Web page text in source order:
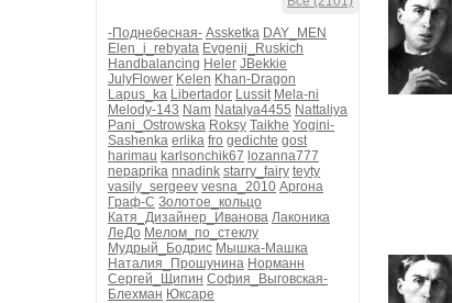
-Поднебесная- Assketka DAY_MEN
Elen_i_rebyata Evgenij_Ruskich
Handbalancing Heler JBekkie
JulyFlower Kelen Khan-Dragon
Lapus_ka Libertador Lussit Mela-ni
Melody-143 Nam Natalya4455 Nattaliya
Pani_Ostrowska Roksy Taikhe Yogini-
Sashenka erlika fro gedichte gost
harimau karlsonchik67 lozanna777
nepaprika nnadink starry_fairy teyty
vasily_sergeev vesna_2010 Аргона
Граф-С Золотое_кольцо
Катя_Дизайнер_Иванова Лаконика
ЛеДо Мелом_по_стеклу
Мудрый_Бодрис Мышка-Машка
Наталия_Прошунина Норманн
Сергей_Щипин София_Выговская-
Блехман Юксаре